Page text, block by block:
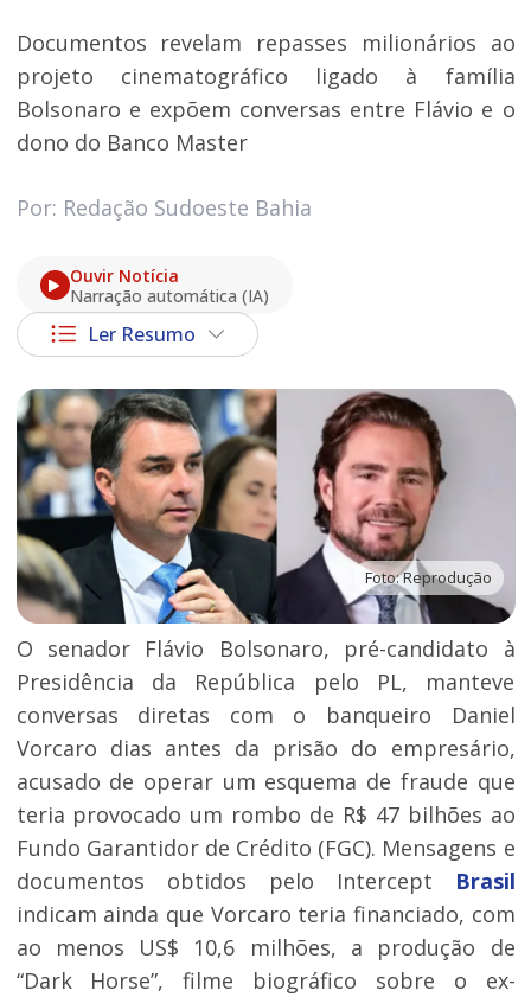
Documentos revelam repasses milionários ao
projeto cinematográfico ligado à família
Bolsonaro e expõem conversas entre Flávio e o
dono do Banco Master
Por: Redação Sudoeste Bahia
Ouvir Notícia
Narração automática (IA)
Ler Resumo
Foto: Reprodução
O senador Flávio Bolsonaro, pré-candidato à
Presidência da República pelo PL, manteve
conversas diretas com o banqueiro Daniel
Vorcaro dias antes da prisão do empresário,
acusado de operar um esquema de fraude que
teria provocado um rombo de R$ 47 bilhões ao
Fundo Garantidor de Crédito (FGC). Mensagens e
documentos obtidos pelo Intercept
Brasil
indicam ainda que Vorcaro teria financiado, com
ao menos US$ 10,6 milhões, a produção de
“Dark Horse”, filme biográfico sobre o ex-